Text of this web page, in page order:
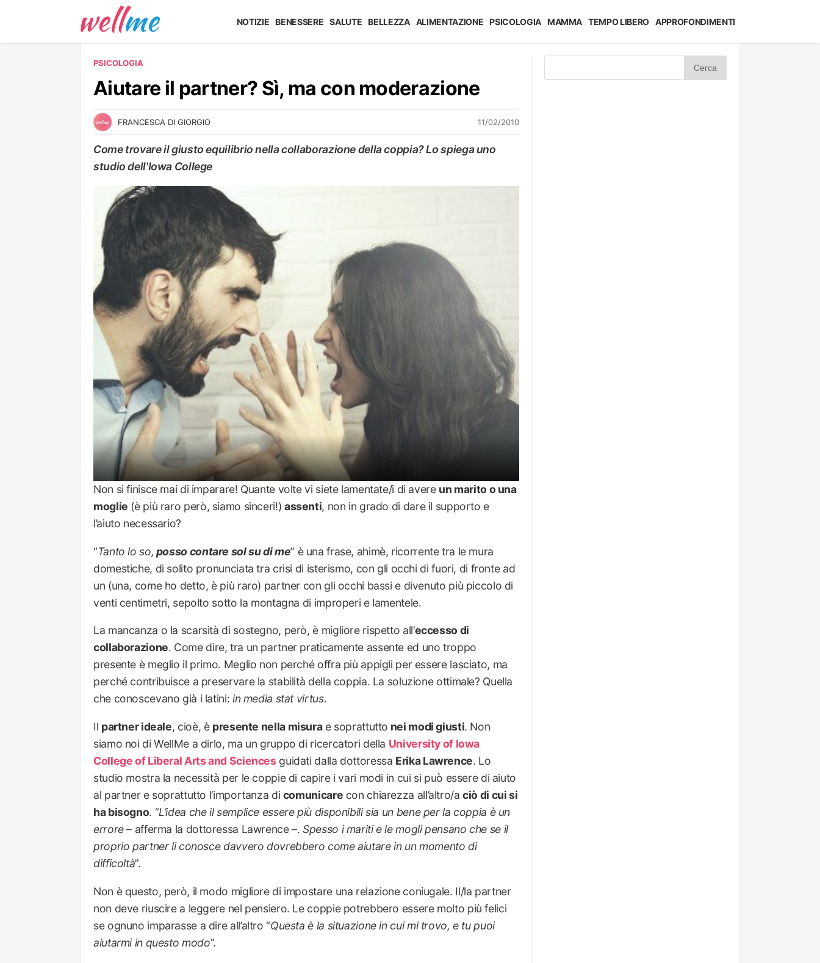
NOTIZIE BENESSERE SALUTE BELLEZZA ALIMENTAZIONE PSICOLOGIA MAMMA TEMPO LIBERO APPROFONDIMENTI
PSICOLOGIA
Aiutare il partner? Sì, ma con moderazione
FRANCESCA DI GIORGIO 11/02/2010
Come trovare il giusto equilibrio nella collaborazione della coppia? Lo spiega uno
studio dell'Iowa College
PSICOLOGIA
Non si finisce mai di imparare! Quante volte vi siete lamentate/i di avere un marito o una
moglie (è più raro però, siamo sinceri!) assenti, non in grado di dare il supporto e
l’aiuto necessario?
“Tanto lo so, posso contare sol su di me” è una frase, ahimè, ricorrente tra le mura
domestiche, di solito pronunciata tra crisi di isterismo, con gli occhi di fuori, di fronte ad
un (una, come ho detto, è più raro) partner con gli occhi bassi e divenuto più piccolo di
venti centimetri, sepolto sotto la montagna di improperi e lamentele.
La mancanza o la scarsità di sostegno, però, è migliore rispetto all’eccesso di
collaborazione. Come dire, tra un partner praticamente assente ed uno troppo
presente è meglio il primo. Meglio non perché offra più appigli per essere lasciato, ma
perché contribuisce a preservare la stabilità della coppia. La soluzione ottimale? Quella
che conoscevano già i latini: in media stat virtus.
Il partner ideale, cioè, è presente nella misurae soprattutto nei modi giusti. Non
siamo noi di WellMe a dirlo, ma un gruppo di ricercatori della University of Iowa
College of Liberal Arts and Sciencesguidati dalla dottoressa Erika Lawrence. Lo
studio mostra la necessità per le coppie di capire i vari modi in cui si può essere di aiuto
al partner e soprattutto l’importanza di comunicare con chiarezza all’altro/aciò di cui si
ha bisogno. “L’idea che il semplice essere più disponibili sia un bene per la coppia è un
errore– afferma la dottoressa Lawrence –.Spesso i mariti e le mogli pensano che se il
proprio partner li conosce davvero dovrebbero come aiutare in un momento di
difficoltà”.
Non è questo, però, il modo migliore di impostare una relazione coniugale. Il/la partner
non deve riuscire a leggere nel pensiero. Le coppie potrebbero essere molto più felici
se ognuno imparasse a dire all’altro “Questa è la situazione in cui mi trovo, e tu puoi
aiutarmi in questo modo”.